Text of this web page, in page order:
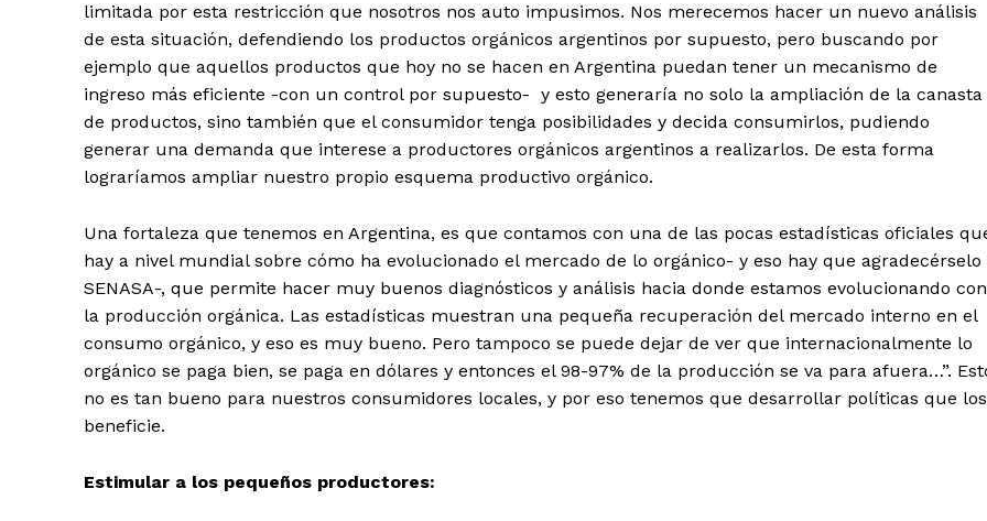
limitada por esta restricción que nosotros nos auto impusimos. Nos merecemos hacer un nuevo análisis
de esta situación, defendiendo los productos orgánicos argentinos por supuesto, pero buscando por
ejemplo que aquellos productos que hoy no se hacen en Argentina puedan tener un mecanismo de
ingreso más eficiente -con un control por supuesto- y esto generaría no solo la ampliación de la canasta
de productos, sino también que el consumidor tenga posibilidades y decida consumirlos, pudiendo
generar una demanda que interese a productores orgánicos argentinos a realizarlos. De esta forma
lograríamos ampliar nuestro propio esquema productivo orgánico.
Una fortaleza que tenemos en Argentina, es que contamos con una de las pocas estadísticas oficiales
hay a nivel mundial sobre cómo ha evolucionado el mercado de lo orgánico- y eso hay que agradecérselo
SENASA-, que permite hacer muy buenos diagnósticos y análisis hacia donde estamos evolucionando con
la producción orgánica. Las estadísticas muestran una pequeña recuperación del mercado interno en el
consumo orgánico, y eso es muy bueno. Pero tampoco se puede dejar de ver que internacionalmente lo
orgánico se paga bien, se paga en dólares y entonces el 98-97% de la producción se va para afuera…”.
no es tan bueno para nuestros consumidores locales, y por eso tenemos que desarrollar políticas que los
beneficie.
Estimular a los pequeños productores: